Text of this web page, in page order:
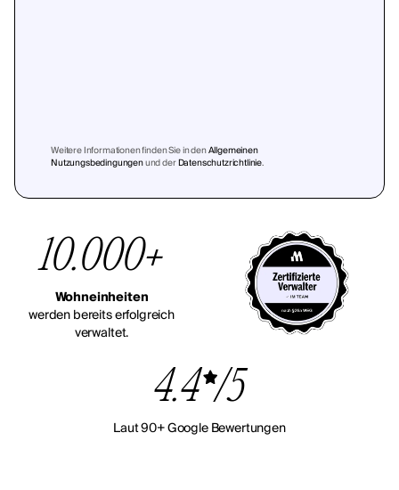
Weitere Informationen finden Sie in denAllgemeinen
Nutzungsbedingungenund derDatenschutzrichtlinie.
10.000+
Wohneinheiten
werden bereits erfolgreich
verwaltet.
4.4 /5
Laut 90+ Google Bewertungen